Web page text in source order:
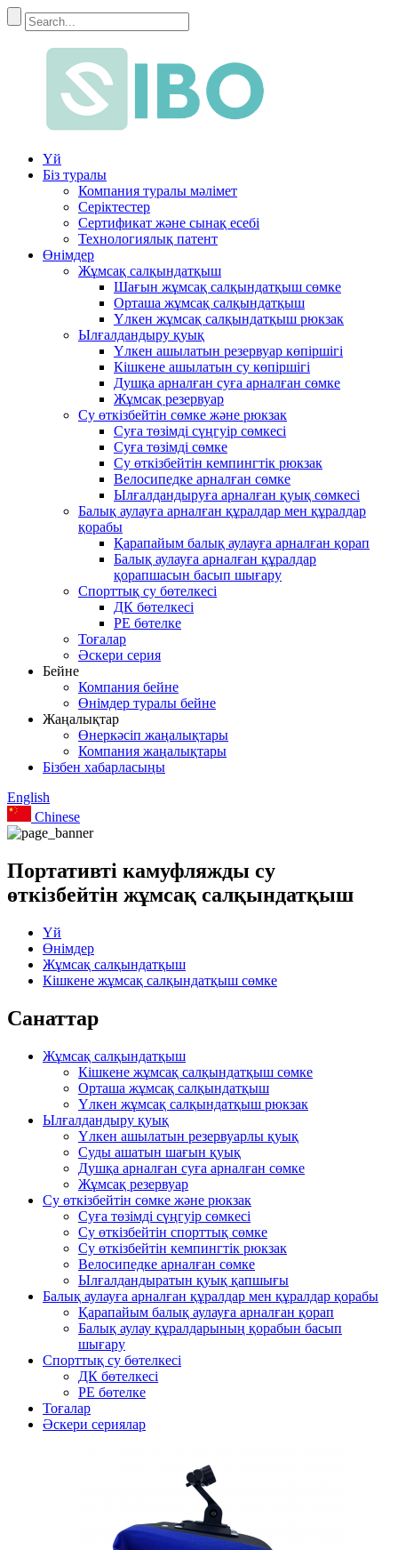
Үй
Біз туралы
Компания туралы мәлімет
Серіктестер
Сертификат және сынақ есебі
Технологиялық патент
Өнімдер
Жұмсақ салқындатқыш
Шағын жұмсақ салқындатқыш сөмке
Орташа жұмсақ салқындатқыш
Үлкен жұмсақ салқындатқыш рюкзак
Ылғалдандыру қуық
Үлкен ашылатын резервуар көпіршігі
Кішкене ашылатын су көпіршігі
Душқа арналған суға арналған сөмке
Жұмсақ резервуар
Су өткізбейтін сөмке және рюкзак
Суға төзімді сүңгуір сөмкесі
Суға төзімді сөмке
Су өткізбейтін кемпингтік рюкзак
Велосипедке арналған сөмке
Ылғалдандыруға арналған қуық сөмкесі
Балық аулауға арналған құралдар мен құралдар
қорабы
Қарапайым балық аулауға арналған қорап
Балық аулауға арналған құралдар
қорапшасын басып шығару
Спорттық су бөтелкесі
ДК бөтелкесі
PE бөтелке
Тоғалар
Әскери серия
Бейне
Компания бейне
Өнімдер туралы бейне
Жаңалықтар
Өнеркәсіп жаңалықтары
Компания жаңалықтары
Бізбен хабарласыңы
English
Chinese
Портативті камуфляжды су
өткізбейтін жұмсақ салқындатқыш
Үй
Өнімдер
Жұмсақ салқындатқыш
Кішкене жұмсақ салқындатқыш сөмке
Санаттар
Жұмсақ салқындатқыш
Кішкене жұмсақ салқындатқыш сөмке
Орташа жұмсақ салқындатқыш
Үлкен жұмсақ салқындатқыш рюкзак
Ылғалдандыру қуық
Үлкен ашылатын резервуарлы қуық
Суды ашатын шағын қуық
Душқа арналған суға арналған сөмке
Жұмсақ резервуар
Су өткізбейтін сөмке және рюкзак
Суға төзімді сүңгуір сөмкесі
Су өткізбейтін спорттық сөмке
Су өткізбейтін кемпингтік рюкзак
Велосипедке арналған сөмке
Ылғалдандыратын қуық қапшығы
Балық аулауға арналған құралдар мен құралдар қорабы
Қарапайым балық аулауға арналған қорап
Балық аулау құралдарының қорабын басып
шығару
Спорттық су бөтелкесі
ДК бөтелкесі
PE бөтелке
Тоғалар
Әскери сериялар